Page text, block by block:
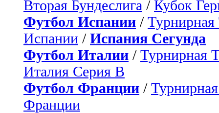
Вторая Бундеслига / Кубок
Футбол Испании / Турнирная
Испании / Испания Сегунда
Футбол Италии / Турнирная
Италия Серия B
Футбол Франции /
Франции